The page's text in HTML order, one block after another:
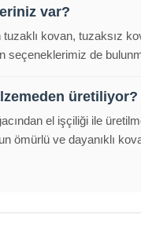
var?
tuzaklı kovan, tuzaksız
seçeneklerimiz de
üretiliyor?
el işçiliği ile
ömürlü ve dayanıklı